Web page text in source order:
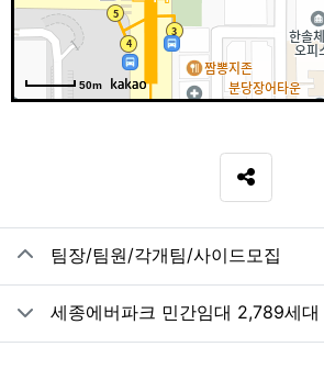
50m
SNS 공유
관련자료
팀장/팀원/각개팀/사이드모집
세종에버파크 민간임대 2,789세